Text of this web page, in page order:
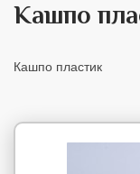
Кашпо
Кашпо пластик